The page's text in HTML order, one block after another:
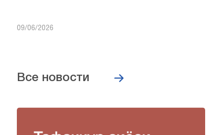
09/06/2026
Все новости